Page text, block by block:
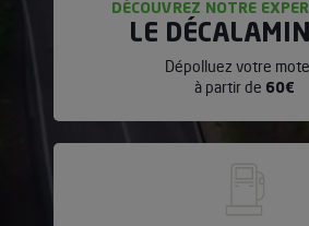
DÉCOUVREZ NOTRE
LE
Dépolluez votre
à partir de 60€